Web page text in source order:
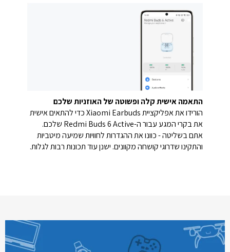
התאמה אישית קלה ופשוטה של האוזניות שלכם
הורידו את אפליקציית Xiaomi Earbuds כדי להתאים אישית
את בקרי המגע עבור ה-Redmi Buds 6 Active שלכם.
אתם בשליטה - כוונו את ההגדרות לחוויות שמיעה מיטביות
והתקינו שדרוגי קושחה מקוונים. ישנן עוד תכונות רבות לגלות.